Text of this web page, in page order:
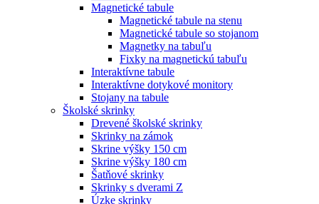
Magnetické tabule
Magnetické tabule na stenu
Magnetické tabule so stojanom
Magnetky na tabuľu
Fixky na magnetickú tabuľu
Interaktívne tabule
Interaktívne dotykové monitory
Stojany na tabule
Školské skrinky
Drevené školské skrinky
Skrinky na zámok
Skrine výšky 150 cm
Skrine výšky 180 cm
Šatňové skrinky
Skrinky s dverami Z
Úzke skrinky